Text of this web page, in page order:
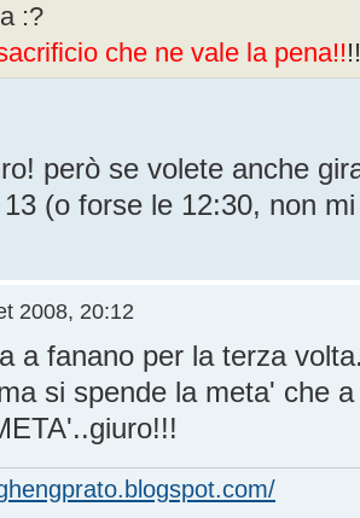
che ne vale la pena!!
però se volete anche
(o forse le 12:30, non
2008, 20:12
a fanano per la terza
si spende la meta' che